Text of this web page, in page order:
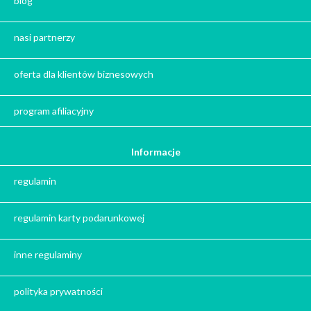
Zima
Herbata - podziękowanie dla gości
Ile gram ma łyżeczka do herbaty?
Prezent na święta
Prezent dla chłopaka na święta
nasi partnerzy
oferta dla klientów biznesowych
program afiliacyjny
Informacje
regulamin
regulamin karty podarunkowej
inne regulaminy
polityka prywatności